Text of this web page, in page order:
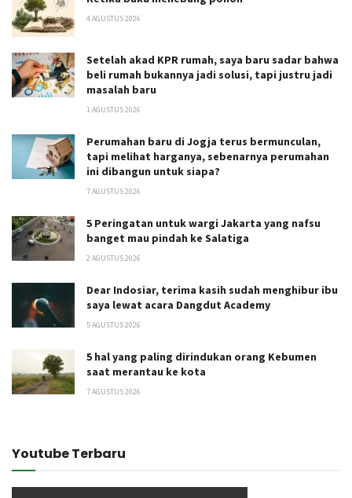
4 AGUSTUS 2026
Setelah akad KPR rumah, saya baru sadar bahwa
beli rumah bukannya jadi solusi, tapi justru jadi
masalah baru
1 AGUSTUS 2026
Perumahan baru di Jogja terus bermunculan,
tapi melihat harganya, sebenarnya perumahan
ini dibangun untuk siapa?
7 AGUSTUS 2026
5 Peringatan untuk wargi Jakarta yang nafsu
banget mau pindah ke Salatiga
2 AGUSTUS 2026
Dear Indosiar, terima kasih sudah menghibur ibu
saya lewat acara Dangdut Academy
5 AGUSTUS 2026
5 hal yang paling dirindukan orang Kebumen
saat merantau ke kota
7 AGUSTUS 2026
Youtube Terbaru